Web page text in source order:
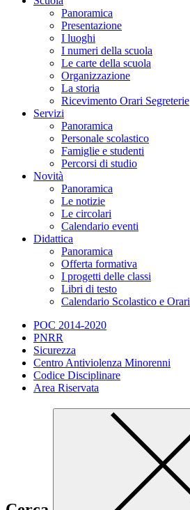
Panoramica
Presentazione
I luoghi
I numeri della scuola
Le carte della scuola
Organizzazione
La storia
Ricevimento Orari Segreterie
Servizi
Panoramica
Personale scolastico
Famiglie e studenti
Percorsi di studio
Novità
Panoramica
Le notizie
Le circolari
Calendario eventi
Didattica
Panoramica
Offerta formativa
I progetti delle classi
Libri di testo
Calendario Scolastico e Orari
POC 2014-2020
PNRR
Sicurezza
Centro Antiviolenza Minorenni
Codice Disciplinare
Area Riservata